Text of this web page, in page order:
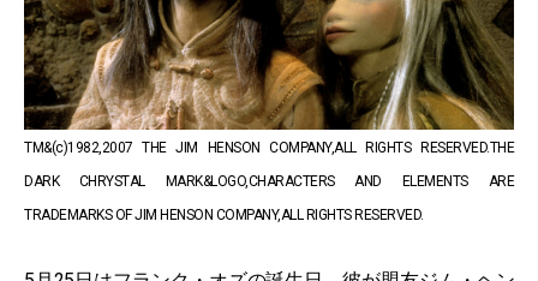
TM&(c)1982,2007 THE JIM HENSON COMPANY,ALL RIGHTS RESERVED.THE
DARK CHRYSTAL MARK&LOGO,CHARACTERS AND ELEMENTS ARE
TRADEMARKS OF JIM HENSON COMPANY,ALL RIGHTS RESERVED.